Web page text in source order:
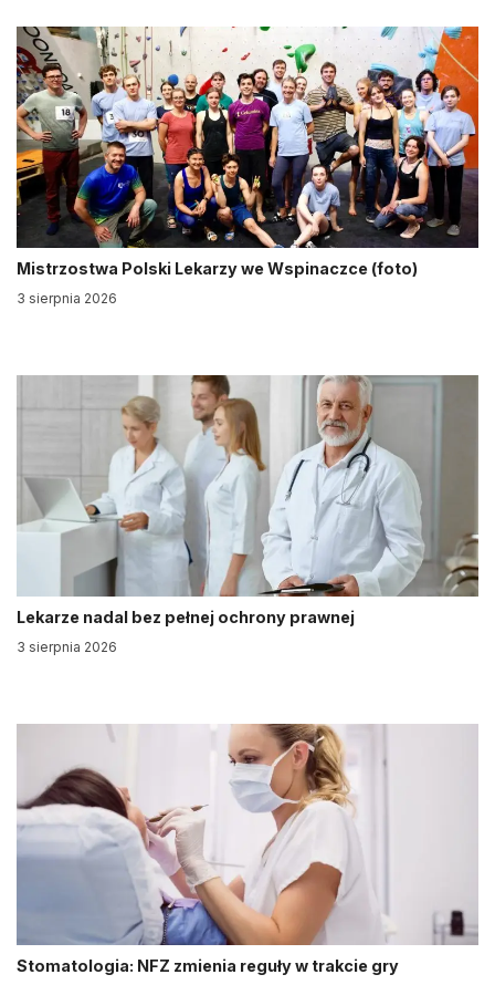
Mistrzostwa Polski Lekarzy we Wspinaczce (foto)
3 sierpnia 2026
Lekarze nadal bez pełnej ochrony prawnej
3 sierpnia 2026
Stomatologia: NFZ zmienia reguły w trakcie gry